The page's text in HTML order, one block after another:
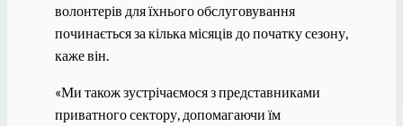
волонтерів для їхнього обслуговування
починається за кілька місяців до початку сезону,
каже він.
«Ми також зустрічаємося з представниками
приватного сектору, допомагаючи їм